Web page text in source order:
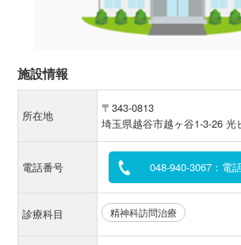
施設情報
所在地
〒343-0813
埼玉県越谷市越ヶ谷1-3-26 光
電話番号 048-940-3067：電
診療科目 精神科訪問治療